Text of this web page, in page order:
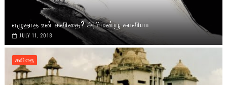
எழுதாத உன் கவிதை? அபிமன்யூ காவியா
JULY 11, 2018
கவிதை